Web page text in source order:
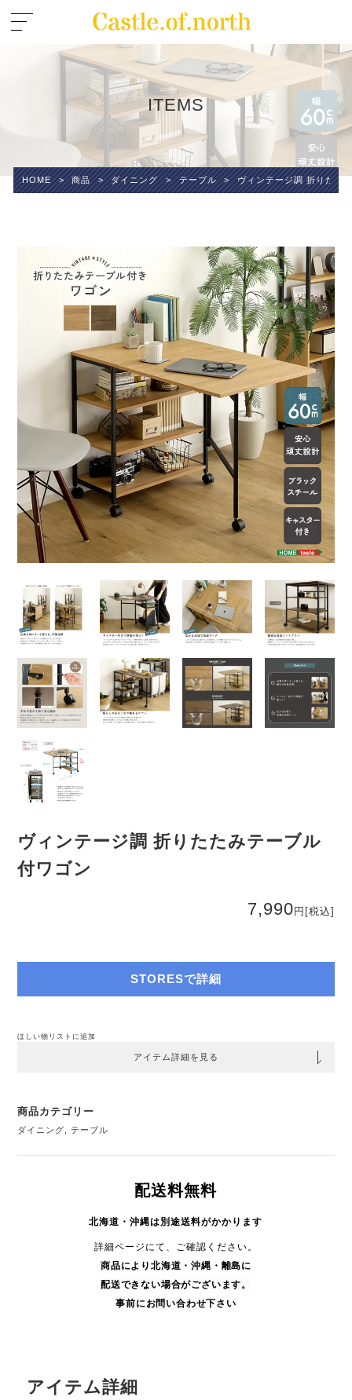
ITEMS
HOME > 商品 > ダイニング > テーブル > ヴィンテージ調 折りたた
ヴィンテージ調 折りたたみテーブル
付ワゴン
7,990円 [税込]
STORESで詳細
ほしい物リストに追加
アイテム詳細を見る
商品カテゴリー
ダイニング ,テーブル
配送料無料
北海道・沖縄は別途送料がかかります
詳細ページにて、ご確認ください。
商品により 北海道・沖縄・ 離島に
配送できない場合がございます。
事前にお問い合わせ下さい
アイテム詳細